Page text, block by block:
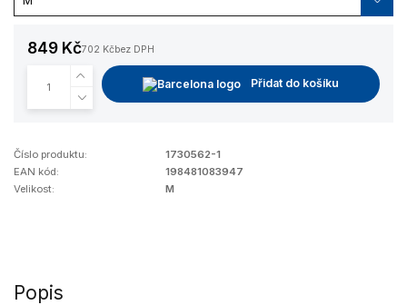
849 Kč702 Kčbez DPH
Přidat do košíku
Číslo produktu:
1730562-1
EAN kód:
198481083947
Velikost:
M
Popis